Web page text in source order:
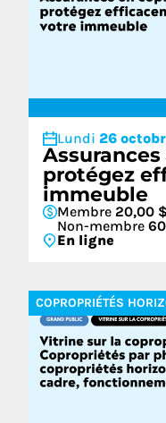
Lundi 26
protégez
immeuble
Membre 20,00 $
Non-membre
En ligne
COPROPRIÉTÉS